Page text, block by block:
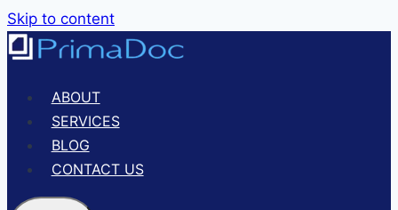
Skip to content
ABOUT
SERVICES
BLOG
CONTACT US